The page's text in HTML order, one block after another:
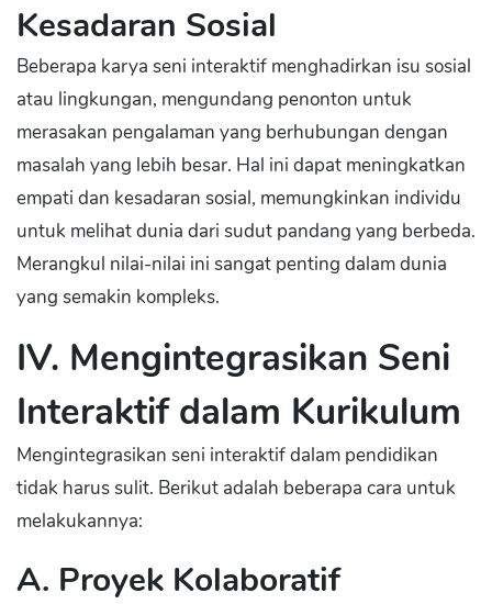
Kesadaran Sosial
Beberapa karya seni interaktif menghadirkan isu sosial
atau lingkungan, mengundang penonton untuk
merasakan pengalaman yang berhubungan dengan
masalah yang lebih besar. Hal ini dapat meningkatkan
empati dan kesadaran sosial, memungkinkan individu
untuk melihat dunia dari sudut pandang yang berbeda.
Merangkul nilai-nilai ini sangat penting dalam dunia
yang semakin kompleks.
IV. Mengintegrasikan Seni
Interaktif dalam Kurikulum
Mengintegrasikan seni interaktif dalam pendidikan
tidak harus sulit. Berikut adalah beberapa cara untuk
melakukannya:
A. Proyek Kolaboratif